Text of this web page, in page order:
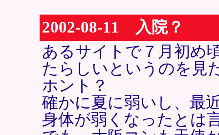
2002-08-11 入院？
あるサイトで７月初め
たらしいというのを見
ホント？
確かに夏に弱いし、最
身体が弱くなったとは